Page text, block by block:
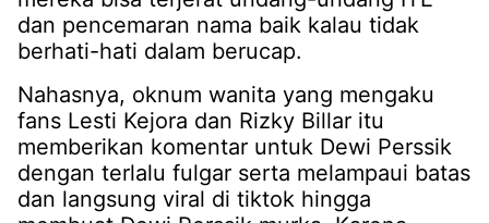
dan pencemaran nama baik kalau tidak
berhati-hati dalam berucap.
Nahasnya, oknum wanita yang mengaku
fans Lesti Kejora dan Rizky Billar itu
memberikan komentar untuk Dewi Perssik
dengan terlalu fulgar serta melampaui batas
dan langsung viral di tiktok hingga